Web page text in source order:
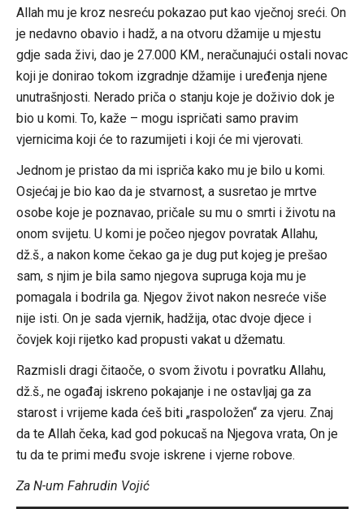
Allah mu je kroz nesreću pokazao put kao vječnoj sreći. On
je nedavno obavio i hadž, a na otvoru džamije u mjestu
gdje sada živi, dao je 27.000 KM., neračunajući ostali novac
koji je donirao tokom izgradnje džamije i uređenja njene
unutrašnjosti. Nerado priča o stanju koje je doživio dok je
bio u komi. To, kaže – mogu ispričati samo pravim
vjernicima koji će to razumijeti i koji će mi vjerovati.
Jednom je pristao da mi ispriča kako mu je bilo u komi.
Osjećaj je bio kao da je stvarnost, a susretao je mrtve
osobe koje je poznavao, pričale su mu o smrti i životu na
onom svijetu. U komi je počeo njegov povratak Allahu,
dž.š., a nakon kome čekao ga je dug put kojeg je prešao
sam, s njim je bila samo njegova supruga koja mu je
pomagala i bodrila ga. Njegov život nakon nesreće više
nije isti. On je sada vjernik, hadžija, otac dvoje djece i
čovjek koji rijetko kad propusti vakat u džematu.
Razmisli dragi čitaoče, o svom životu i povratku Allahu,
dž.š., ne ogađaj iskreno pokajanje i ne ostavljaj ga za
starost i vrijeme kada ćeš biti „raspoložen“ za vjeru. Znaj
da te Allah čeka, kad god pokucaš na Njegova vrata, On je
tu da te primi među svoje iskrene i vjerne robove.
Za N-um Fahrudin Vojić